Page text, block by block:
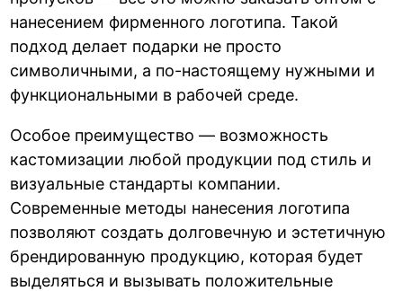
нанесением фирменного логотипа. Такой
подход делает подарки не просто
символичными, а по-настоящему нужными и
функциональными в рабочей среде.
Особое преимущество — возможность
кастомизации любой продукции под стиль и
визуальные стандарты компании.
Современные методы нанесения логотипа
позволяют создать долговечную и эстетичную
брендированную продукцию, которая будет
выделяться и вызывать положительные